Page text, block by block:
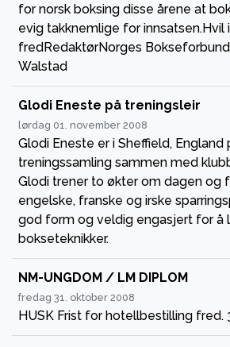
for norsk boksing disse årene at
evig takknemlige for innsatsen.Hvil i
fredRedaktørNorges
Walstad
Glodi Eneste på treningsleir
lørdag 01. november 2008
Glodi Eneste er i Sheffield, England
treningssamling sammen med
Glodi trener to økter om dagen og
engelske, franske og irske
god form og veldig engasjert for å
bokseteknikker.
NM-UNGDOM / LM DIPLOM
fredag 31. oktober 2008
HUSK Frist for hotellbestilling fred.